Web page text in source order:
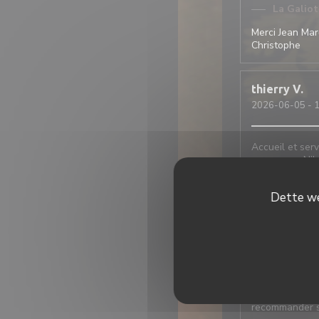
Dette
La
Merci Jean
Christophe
thierry V
2026-06-05 -
Accueil et
savoureux.
-
1ere fois
recommander